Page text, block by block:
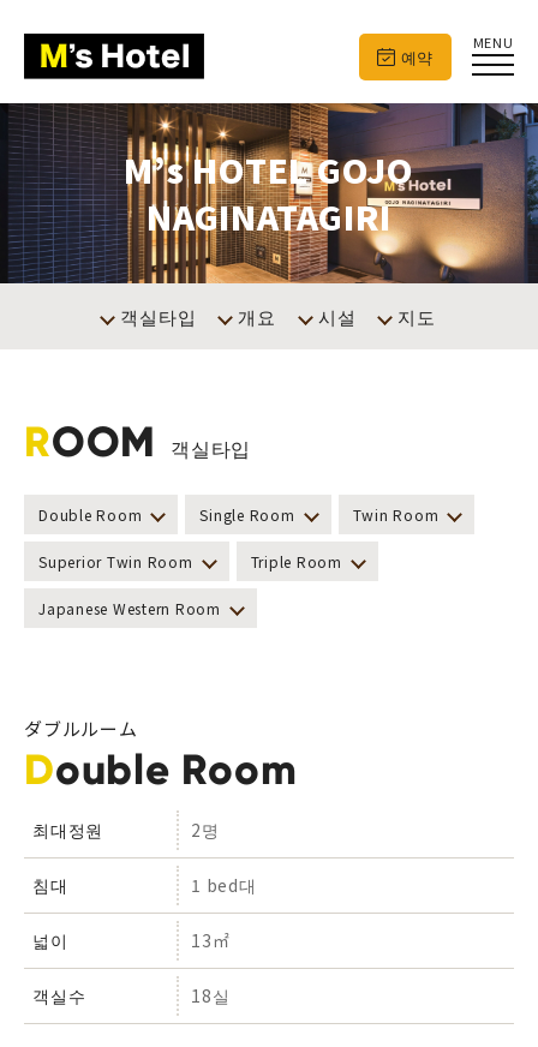
예약
MENU
M’s HOTEL GOJO
NAGINATAGIRI
객실타입 개요 시설 지도
ROOM 객실타입
Double Room Single Room Twin Room
Superior Twin Room Triple Room
Japanese Western Room
ダブルルーム
Double Room
최대정원 2명
침대 1 bed대
넓이 13㎡
객실수 18실